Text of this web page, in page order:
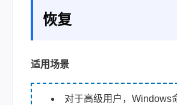
恢复
适用场景
对于高级用户，Windows